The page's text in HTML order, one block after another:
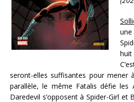
seront-elles suffisantes pour mener
parallèle, le même Fatalis défie les
Daredevil s’opposent à Spider-Girl et